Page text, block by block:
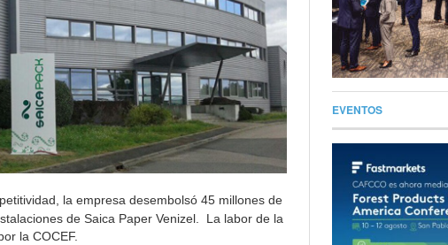
la empresa desembolsó 45 millones de
de Saica Paper Venizel. La labor de la
la COCEF.
EVENTOS